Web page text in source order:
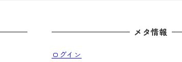
メタ情報
ログイン